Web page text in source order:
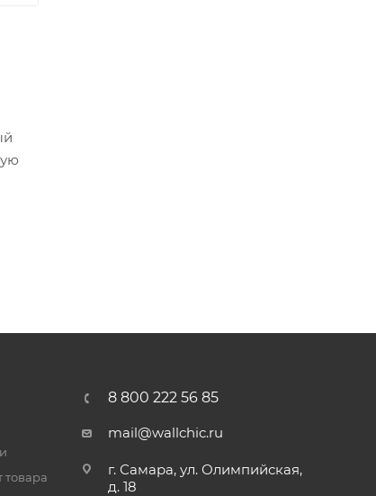
товара
8 800 222 56 85
mail@wallchic.ru
г. Самара, ул. Олимпийская,
д. 18